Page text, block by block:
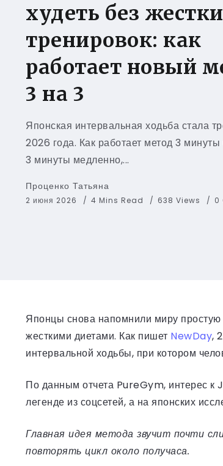
худеть без
тренировок: как
работает новый
3 на 3
Японская интервальная ходьба стала
2026 года. Как работает метод 3
3 минуты медленно,...
Проценко Татьяна
2 июня 2026 4 Mins Read 638 Views 0
Японцы снова напомнили миру простую
жесткими диетами. Как пишет NewDay,
интервальной ходьбы, при котором
По данным отчета PureGym, интерес
легенде из соцсетей, а на японских
Главная идея метода звучит почти
повторять цикл около получаса.